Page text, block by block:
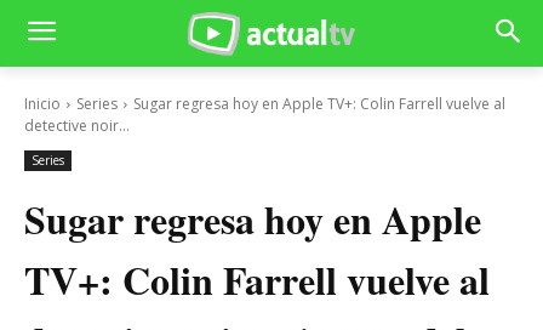
Inicio Series
Sugar regresa hoy en Apple TV+: Colin Farrell vuelve al
detective noir...
Series
Sugar regresa hoy en Apple
TV+: Colin Farrell vuelve al